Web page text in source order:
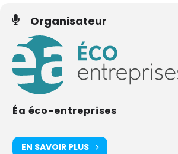
Organisateur
Éa éco-entreprises
EN SAVOIR PLUS